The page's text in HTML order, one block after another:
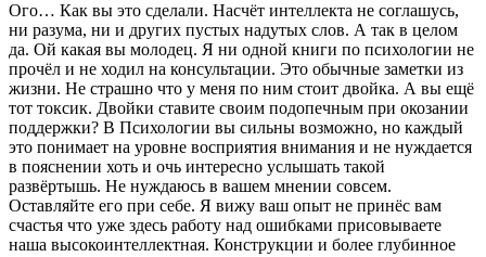
Ого… Как вы это сделали. Насчёт интеллекта не соглашусь,
ни разума, ни и других пустых надутых слов. А так в целом
да. Ой какая вы молодец. Я ни одной книги по психологии не
прочёл и не ходил на консультации. Это обычные заметки из
жизни. Не страшно что у меня по ним стоит двойка. А вы ещё
тот токсик. Двойки ставите своим подопечным при окозании
поддержки? В Психологии вы сильны возможно, но каждый
это понимает на уровне восприятия внимания и не нуждается
в пояснении хоть и очь интересно услышать такой
развёртышь. Не нуждаюсь в вашем мнении совсем.
Оставляйте его при себе. Я вижу ваш опыт не принёс вам
счастья что уже здесь работу над ошибками присовываете
наша высокоинтеллектная. Конструкции и более глубинное